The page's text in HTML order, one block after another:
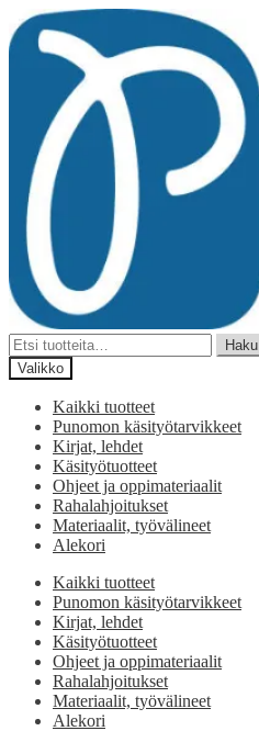
Siirry
navigointiin
Siirry
sisältöön
Etsi:
Haku
Valikko
Kaikki tuotteet
Punomon käsityötarvikkeet
Kirjat, lehdet
Käsityötuotteet
Ohjeet ja oppimateriaalit
Rahalahjoitukset
Materiaalit, työvälineet
Alekori
Kaikki tuotteet
Punomon käsityötarvikkeet
Kirjat, lehdet
Käsityötuotteet
Ohjeet ja oppimateriaalit
Rahalahjoitukset
Materiaalit, työvälineet
Alekori